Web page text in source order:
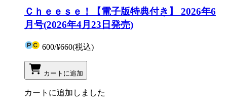
Ｃｈｅｅｓｅ！【電子版特典付き】 2026年6
月号(2026年4月23日発売)
600/¥660(税込)
カートに追加
カートに追加しました